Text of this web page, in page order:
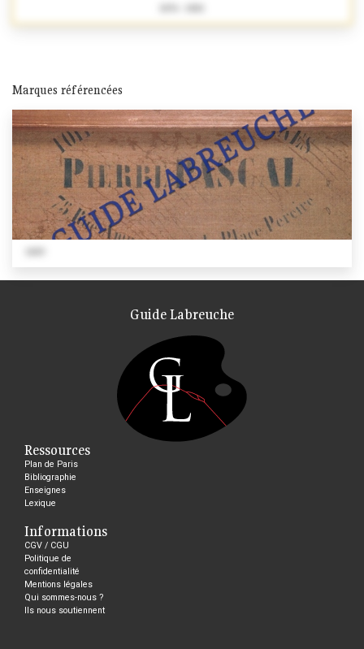
1876 - 1881
Marques référencées
Guide Labreuche
Ressources
Plan de Paris
Bibliographie
Enseignes
Lexique
Informations
CGV / CGU
Politique de
confidentialité
Mentions légales
Qui sommes-nous ?
Ils nous soutiennent